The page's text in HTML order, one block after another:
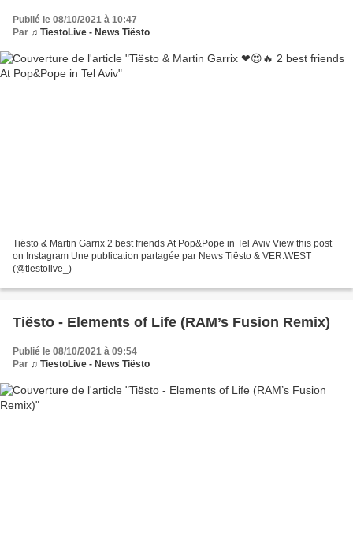
Publié le 08/10/2021 à 10:47
Par ♫ TiestoLive - News Tiësto
Tiësto & Martin Garrix 2 best friends At Pop&Pope in Tel Aviv View this post
on Instagram Une publication partagée par News Tiësto & VER:WEST
(@tiestolive_)
Tiësto - Elements of Life (RAM’s Fusion Remix)
Publié le 08/10/2021 à 09:54
Par ♫ TiestoLive - News Tiësto